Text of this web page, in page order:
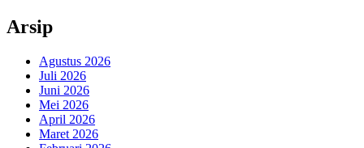
Arsip
Agustus 2026
Juli 2026
Juni 2026
Mei 2026
April 2026
Maret 2026